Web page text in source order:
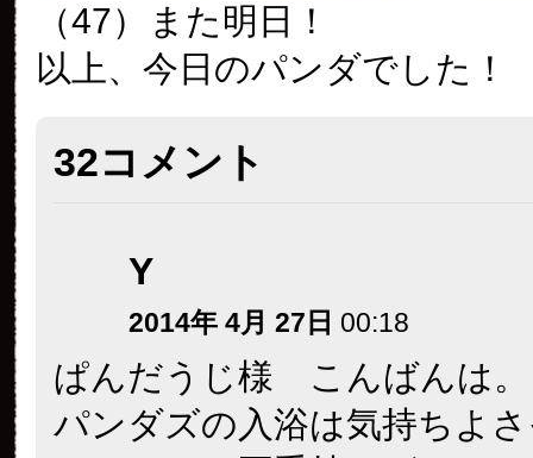
（47）
また明日！
以上、今日のパンダでした！
32コメント
Y
2014年 4月 27日 00:18
ぱんだうじ様 こんばんは。
パンダズの入浴は気持ちよ